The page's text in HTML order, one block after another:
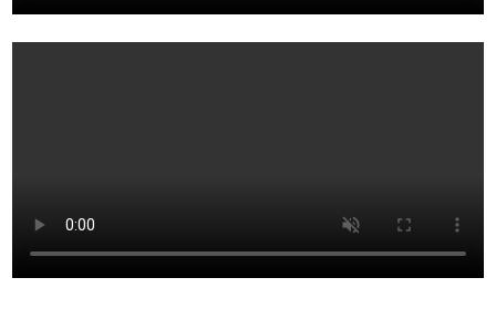
dWDR
cantidad